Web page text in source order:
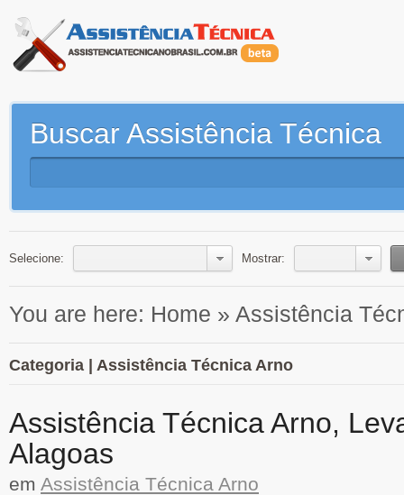
Buscar Assistência Técnica
Selecione: Mostrar:
You are here: Home » Assistência
Categoria | Assistência Técnica Arno
Assistência Técnica Arno,
Alagoas
em Assistência Técnica Arno